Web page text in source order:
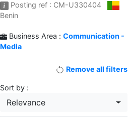
Posting ref : CM-U330404
Benin
Business Area :Communication -
Media
Remove all filters
Sort by :
Relevance